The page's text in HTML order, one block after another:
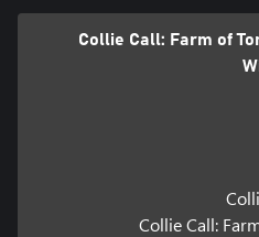
Collie Call: Farm of
Collie Call: